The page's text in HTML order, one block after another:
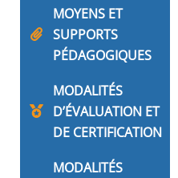
MOYENS ET
SUPPORTS
PÉDAGOGIQUES
MODALITÉS
D’ÉVALUATION ET
DE CERTIFICATION
MODALITÉS